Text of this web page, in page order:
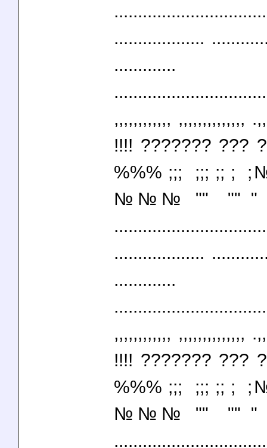
...................
.............
,,,,,,,,,,,, ,,,,,,,,,,,,,,
!!!! ??????? ???
%%% ;;; ;;; ;;
№№№ "" "" " "
...................
.............
,,,,,,,,,,,, ,,,,,,,,,,,,,,
!!!! ??????? ???
%%% ;;; ;;; ;;
№№№ "" "" " "